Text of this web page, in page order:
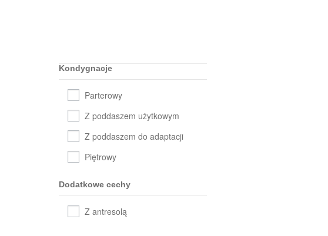
Kondygnacje
Parterowy
Piętrowy
Z poddaszem do adaptacji
Z poddaszem użytkowym
Dodatkowe cechy
Z antresolą